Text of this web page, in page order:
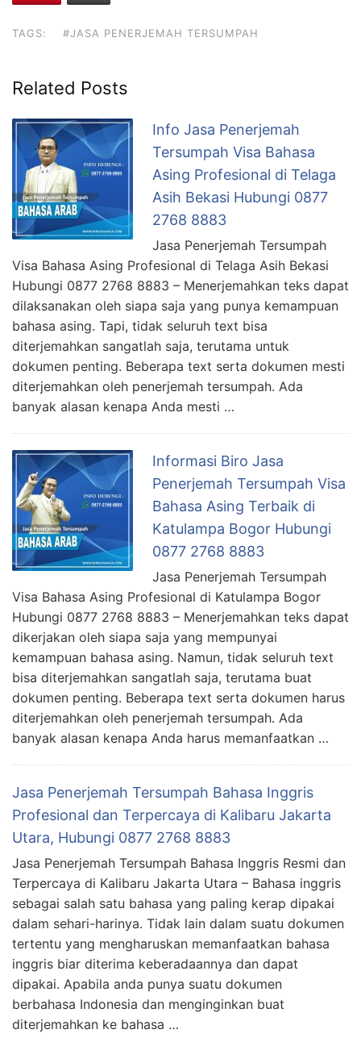
TAGS: #JASA PENERJEMAH TERSUMPAH
Related Posts
Info Jasa Penerjemah
Tersumpah Visa Bahasa
Asing Profesional di Telaga
Asih Bekasi Hubungi 0877
2768 8883
Jasa Penerjemah Tersumpah
Visa Bahasa Asing Profesional di Telaga Asih Bekasi
Hubungi 0877 2768 8883 – Menerjemahkan teks dapat
dilaksanakan oleh siapa saja yang punya kemampuan
bahasa asing. Tapi, tidak seluruh text bisa
diterjemahkan sangatlah saja, terutama untuk
dokumen penting. Beberapa text serta dokumen mesti
diterjemahkan oleh penerjemah tersumpah. Ada
banyak alasan kenapa Anda mesti …
Informasi Biro Jasa
Penerjemah Tersumpah Visa
Bahasa Asing Terbaik di
Katulampa Bogor Hubungi
0877 2768 8883
Jasa Penerjemah Tersumpah
Visa Bahasa Asing Profesional di Katulampa Bogor
Hubungi 0877 2768 8883 – Menerjemahkan teks dapat
dikerjakan oleh siapa saja yang mempunyai
kemampuan bahasa asing. Namun, tidak seluruh text
bisa diterjemahkan sangatlah saja, terutama buat
dokumen penting. Beberapa text serta dokumen harus
diterjemahkan oleh penerjemah tersumpah. Ada
banyak alasan kenapa Anda harus memanfaatkan …
Jasa Penerjemah Tersumpah Bahasa Inggris
Profesional dan Terpercaya di Kalibaru Jakarta
Utara, Hubungi 0877 2768 8883
Jasa Penerjemah Tersumpah Bahasa Inggris Resmi dan
Terpercaya di Kalibaru Jakarta Utara – Bahasa inggris
sebagai salah satu bahasa yang paling kerap dipakai
dalam sehari-harinya. Tidak lain dalam suatu dokumen
tertentu yang mengharuskan memanfaatkan bahasa
inggris biar diterima keberadaannya dan dapat
dipakai. Apabila anda punya suatu dokumen
berbahasa Indonesia dan menginginkan buat
diterjemahkan ke bahasa …